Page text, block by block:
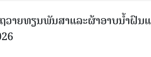
າຍທຽນພັນສາແລະຜ້າອາບນໍ້າຝົນ